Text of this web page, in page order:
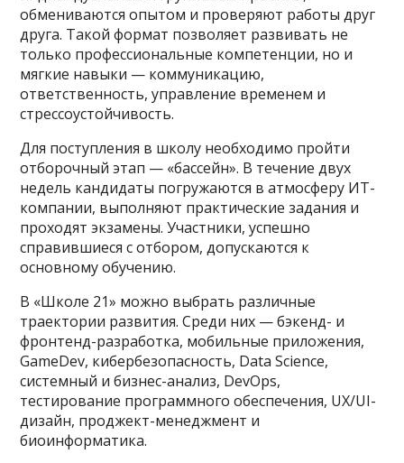
обмениваются опытом и проверяют работы друг
друга. Такой формат позволяет развивать не
только профессиональные компетенции, но и
мягкие навыки — коммуникацию,
ответственность, управление временем и
стрессоустойчивость.
Для поступления в школу необходимо пройти
отборочный этап — «бассейн». В течение двух
недель кандидаты погружаются в атмосферу ИТ-
компании, выполняют практические задания и
проходят экзамены. Участники, успешно
справившиеся с отбором, допускаются к
основному обучению.
В «Школе 21» можно выбрать различные
траектории развития. Среди них — бэкенд- и
фронтенд-разработка, мобильные приложения,
GameDev, кибербезопасность, Data Science,
системный и бизнес-анализ, DevOps,
тестирование программного обеспечения, UX/UI-
дизайн, проджект-менеджмент и
биоинформатика.